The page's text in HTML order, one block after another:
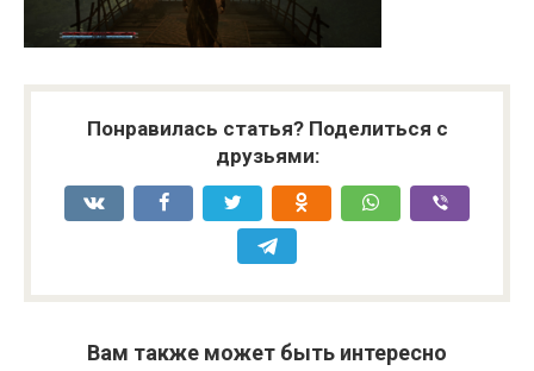
Понравилась статья? Поделиться с
друзьями:
Вам также может быть интересно